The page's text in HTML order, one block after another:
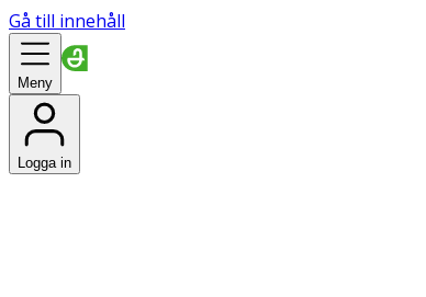
Gå till innehåll
Meny
Logga in